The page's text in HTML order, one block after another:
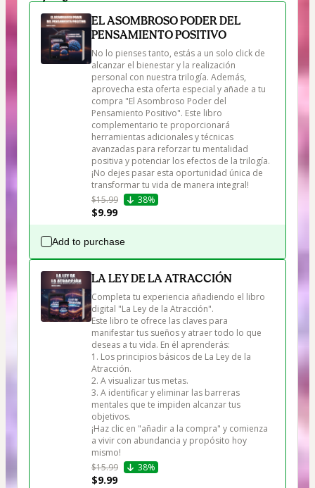
EL ASOMBROSO PODER DEL
PENSAMIENTO POSITIVO
No lo pienses tanto, estás a un solo click de
alcanzar el bienestar y la realización
personal con nuestra trilogía. Además,
aprovecha esta oferta especial y añade a tu
compra "El Asombroso Poder del
Pensamiento Positivo". Este libro
complementario te proporcionará
herramientas adicionales y técnicas
avanzadas para reforzar tu mentalidad
positiva y potenciar los efectos de la trilogía.
¡No dejes pasar esta oportunidad única de
transformar tu vida de manera integral!
$15.99
38%
$9.99
Add to purchase
LA LEY DE LA ATRACCIÓN
Completa tu experiencia añadiendo el libro
digital "La Ley de la Atracción".
Este libro te ofrece las claves para
manifestar tus sueños y atraer todo lo que
deseas a tu vida. En él aprenderás:
1. Los principios básicos de La Ley de la
Atracción.
2. A visualizar tus metas.
3. A identificar y eliminar las barreras
mentales que te impiden alcanzar tus
objetivos.
¡Haz clic en "añadir a la compra" y comienza
a vivir con abundancia y propósito hoy
mismo!
$15.99
38%
$9.99